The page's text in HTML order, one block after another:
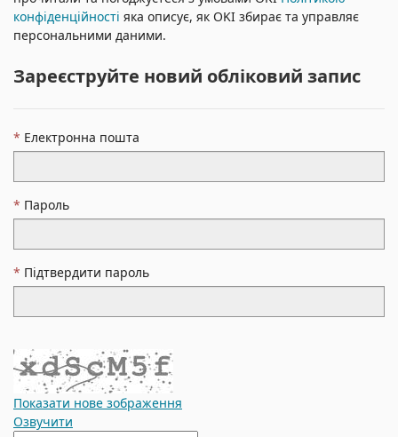
конфіденційності яка описує, як OKI збирає та управляє
персональними даними.
Зареєструйте новий обліковий запис
Електронна пошта
Пароль
Підтвердити пароль
Показати нове зображення
Озвучити